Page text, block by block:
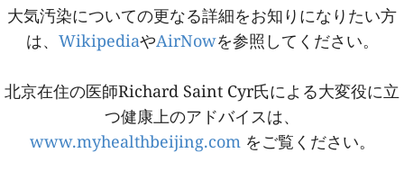
大気汚染についての更なる詳細をお知りになりたい方
は、 WikipediaやAirNowを参照してください。
北京在住の医師Richard Saint Cyr氏による大変役に立
つ健康上のアドバイスは、
www.myhealthbeijing.com をご覧ください。